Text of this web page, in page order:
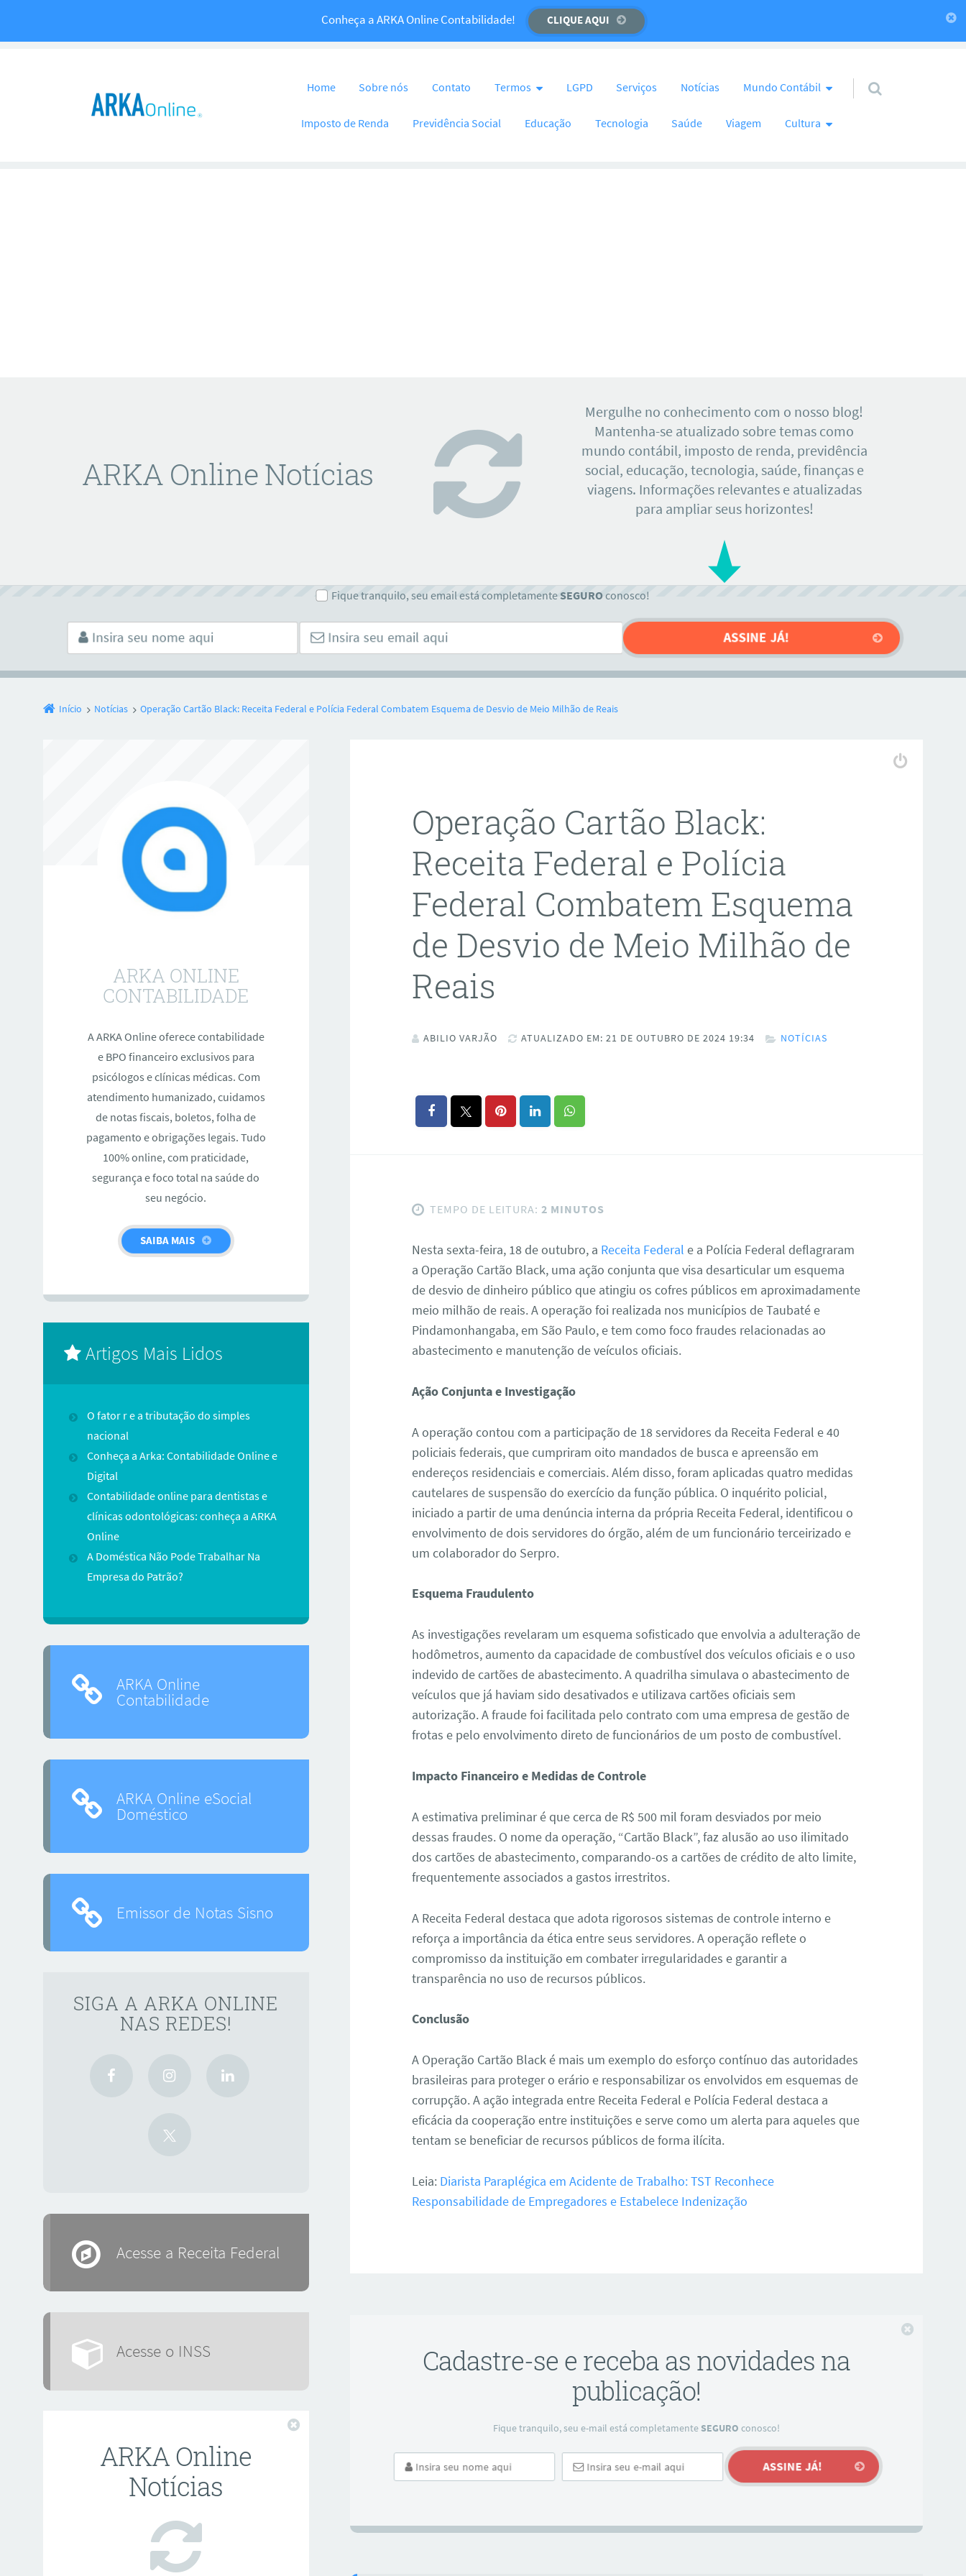
Temos um recado importante para você! CLIQUE AQUI
Conheça a ARKA Online Contabilidade! CLIQUE AQUI
Home Sobre nós Contato Termos LGPD Serviços Notícias Mundo Contábil
Imposto de Renda Previdência Social Educação Tecnologia Saúde Viagem Cultura
ARKA Online Notícias
Mergulhe no conhecimento com o nosso blog!
Mantenha-se atualizado sobre temas como
mundo contábil, imposto de renda, previdência
social, educação, tecnologia, saúde, finanças e
viagens. Informações relevantes e atualizadas
para ampliar seus horizontes!
Fique tranquilo, seu email está completamente SEGUROconosco!
Início Notícias Operação Cartão Black: Receita Federal e Polícia Federal Combatem Esquema de Desvio de Meio Milhão de Reais
Operação Cartão Black:
Receita Federal e Polícia
Federal Combatem Esquema
de Desvio de Meio Milhão de
Reais
ABILIO VARJÃO ATUALIZADO EM: 21 DE OUTUBRO DE 2024 19:34 NOTÍCIAS
TEMPO DE LEITURA: 2 MINUTOS
Nesta sexta-feira, 18 de outubro, a Receita Federal e a Polícia Federal deflagraram
a Operação Cartão Black, uma ação conjunta que visa desarticular um esquema
de desvio de dinheiro público que atingiu os cofres públicos em aproximadamente
meio milhão de reais. A operação foi realizada nos municípios de Taubaté e
Pindamonhangaba, em São Paulo, e tem como foco fraudes relacionadas ao
abastecimento e manutenção de veículos oficiais.
Ação Conjunta e Investigação
A operação contou com a participação de 18 servidores da Receita Federal e 40
policiais federais, que cumpriram oito mandados de busca e apreensão em
endereços residenciais e comerciais. Além disso, foram aplicadas quatro medidas
cautelares de suspensão do exercício da função pública. O inquérito policial,
iniciado a partir de uma denúncia interna da própria Receita Federal, identificou o
envolvimento de dois servidores do órgão, além de um funcionário terceirizado e
um colaborador do Serpro.
Esquema Fraudulento
As investigações revelaram um esquema sofisticado que envolvia a adulteração de
hodômetros, aumento da capacidade de combustível dos veículos oficiais e o uso
indevido de cartões de abastecimento. A quadrilha simulava o abastecimento de
veículos que já haviam sido desativados e utilizava cartões oficiais sem
autorização. A fraude foi facilitada pelo contrato com uma empresa de gestão de
frotas e pelo envolvimento direto de funcionários de um posto de combustível.
Impacto Financeiro e Medidas de Controle
A estimativa preliminar é que cerca de R$ 500 mil foram desviados por meio
dessas fraudes. O nome da operação, “Cartão Black”, faz alusão ao uso ilimitado
dos cartões de abastecimento, comparando-os a cartões de crédito de alto limite,
frequentemente associados a gastos irrestritos.
A Receita Federal destaca que adota rigorosos sistemas de controle interno e
reforça a importância da ética entre seus servidores. A operação reflete o
compromisso da instituição em combater irregularidades e garantir a
transparência no uso de recursos públicos.
Conclusão
A Operação Cartão Black é mais um exemplo do esforço contínuo das autoridades
brasileiras para proteger o erário e responsabilizar os envolvidos em esquemas de
corrupção. A ação integrada entre Receita Federal e Polícia Federal destaca a
eficácia da cooperação entre instituições e serve como um alerta para aqueles que
tentam se beneficiar de recursos públicos de forma ilícita.
Leia: Diarista Paraplégica em Acidente de Trabalho: TST Reconhece
Responsabilidade de Empregadores e Estabelece Indenização
Cadastre-se e receba as novidades na
publicação!
Fique tranquilo, seu e-mail está completamenteSEGURO conosco!
ARKA ONLINE
CONTABILIDADE
A ARKA Online oferece contabilidade
e BPO financeiro exclusivos para
psicólogos e clínicas médicas. Com
atendimento humanizado, cuidamos
de notas fiscais, boletos, folha de
pagamento e obrigações legais. Tudo
100% online, com praticidade,
segurança e foco total na saúde do
seu negócio.
SAIBA MAIS
Artigos Mais Lidos
O fator r e a tributação do simples
nacional
Conheça a Arka: Contabilidade Online e
Digital
Contabilidade online para dentistas e
clínicas odontológicas: conheça a ARKA
Online
A Doméstica Não Pode Trabalhar Na
Empresa do Patrão?
ARKA Online
Contabilidade
ARKA Online eSocial
Doméstico
Emissor de Notas Sisno
SIGA A ARKA ONLINE
NAS REDES!
Acesse a Receita Federal
Acesse o INSS
ARKA Online
Notícias